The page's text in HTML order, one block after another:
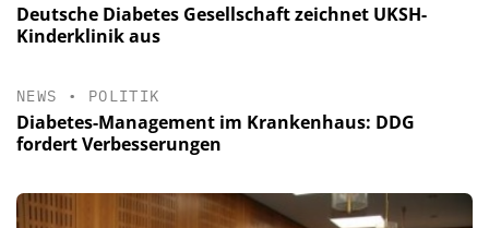
Deutsche Diabetes Gesellschaft zeichnet UKSH-
Kinderklinik aus
NEWS • POLITIK
Diabetes-Management im Krankenhaus: DDG
fordert Verbesserungen